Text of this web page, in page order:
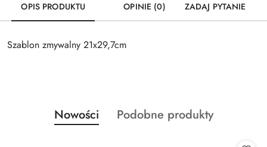
OPIS PRODUKTU OPINIE (0) ZADAJ PYTANIE
Szablon zmywalny 21x29,7cm
Pomiń karuzelę produktów
Produkty
o
Nowości
Produkty
Podobne produkty